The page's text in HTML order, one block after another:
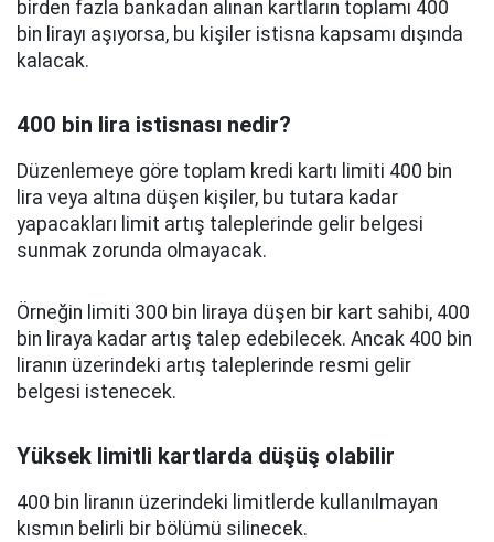
birden fazla bankadan alınan kartların toplamı 400
bin lirayı aşıyorsa, bu kişiler istisna kapsamı dışında
kalacak.
400 bin lira istisnası nedir?
Düzenlemeye göre toplam kredi kartı limiti 400 bin
lira veya altına düşen kişiler, bu tutara kadar
yapacakları limit artış taleplerinde gelir belgesi
sunmak zorunda olmayacak.
Örneğin limiti 300 bin liraya düşen bir kart sahibi, 400
bin liraya kadar artış talep edebilecek. Ancak 400 bin
liranın üzerindeki artış taleplerinde resmi gelir
belgesi istenecek.
Yüksek limitli kartlarda düşüş olabilir
400 bin liranın üzerindeki limitlerde kullanılmayan
kısmın belirli bir bölümü silinecek.